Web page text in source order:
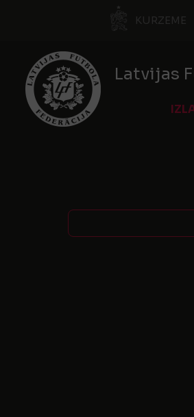
KURZEME
Latvijas